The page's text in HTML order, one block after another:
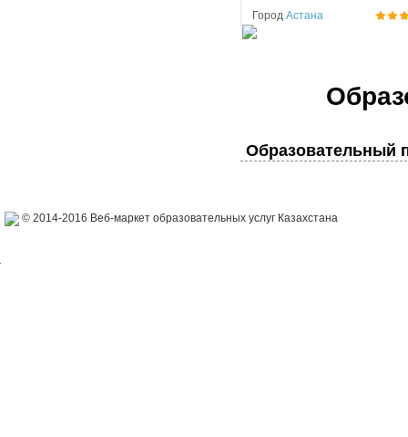
Город Астана
Образовательный
© 2014-2016 Веб-маркет образовательных услуг Казахстана